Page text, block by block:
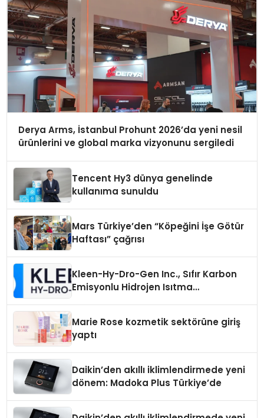
Derya Arms, İstanbul Prohunt 2026’da yeni nesil
ürünlerini ve global marka vizyonunu sergiledi
Tencent Hy3 dünya genelinde
kullanıma sunuldu
Mars Türkiye’den “Köpeğini İşe Götür
Haftası” çağrısı
Kleen-Hy-Dro-Gen Inc., Sıfır Karbon
Emisyonlu Hidrojen Isıtma
Marie Rose kozmetik sektörüne giriş
yaptı
Daikin’den akıllı iklimlendirmede yeni
dönem: Madoka Plus Türkiye’de